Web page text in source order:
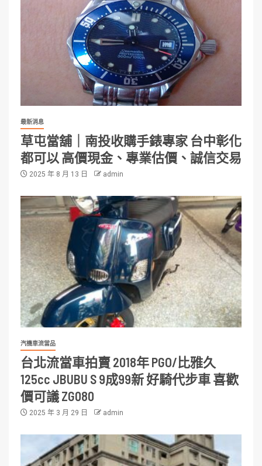
最新消息
草屯當舖｜南投收購手錶專家 台中彰化
都可以 高價現金、專業估價、誠信交易
2025 年 8 月 13 日 admin
汽機車流當品
台北流當車拍賣 2018年 PGO/比雅久
125cc JBUBU S 9成99新 好騎代步車 喜歡
價可議 ZG080
2025 年 3 月 29 日 admin